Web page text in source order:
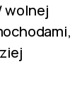
wolnej